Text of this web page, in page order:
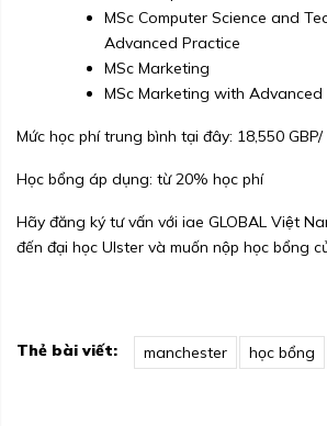
MSc Computer Science and
Advanced Practice
MSc Marketing
MSc Marketing with Advanced
Mức học phí trung bình tại đây: 18,550
Học bổng áp dụng: từ 20% học phí
Hãy đăng ký tư vấn với iae GLOBAL Việt
đến đại học UIster và muốn nộp học bổng
Thẻ bài viết: manchester học bổng